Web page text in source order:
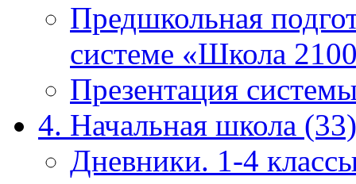
Предшкольная
системе «Школа
Презентация
4. Начальная школа (33)
Дневники. 1-4